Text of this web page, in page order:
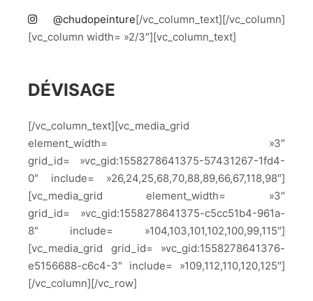
@chudopeinture[/vc_column_text][/vc_column]
[vc_column width= »2/3″][vc_column_text]
DÉVISAGE
[/vc_column_text][vc_media_grid
element_width= »3″
grid_id= »vc_gid:1558278641375-57431267-1fd4-
0″ include= »26,24,25,68,70,88,89,66,67,118,98″]
[vc_media_grid element_width= »3″
grid_id= »vc_gid:1558278641375-c5cc51b4-961a-
8″ include= »104,103,101,102,100,99,115″]
[vc_media_grid grid_id= »vc_gid:1558278641376-
e5156688-c6c4-3″ include= »109,112,110,120,125″]
[/vc_column][/vc_row]